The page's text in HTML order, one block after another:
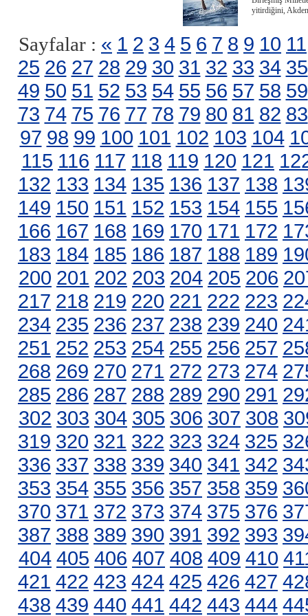
yitirdiğini,
Sayfalar : « 1 2 3 4 5 6 7 8 9 10 11
25 26 27 28 29 30 31 32 33 34 35
49 50 51 52 53 54 55 56 57 58 59
73 74 75 76 77 78 79 80 81 82 83
97 98 99 100 101 102 103 104
115 116 117 118 119 120 121
132 133 134 135 136 137 138
149 150 151 152 153 154 155
166 167 168 169 170 171 172
183 184 185 186 187 188 189
200 201 202 203 204 205 206
217 218 219 220 221 222 223
234 235 236 237 238 239 240
251 252 253 254 255 256 257
268 269 270 271 272 273 274
285 286 287 288 289 290 291
302 303 304 305 306 307 308
319 320 321 322 323 324 325
336 337 338 339 340 341 342
353 354 355 356 357 358 359
370 371 372 373 374 375 376
387 388 389 390 391 392 393
404 405 406 407 408 409 410
421 422 423 424 425 426 427
438 439 440 441 442 443 444